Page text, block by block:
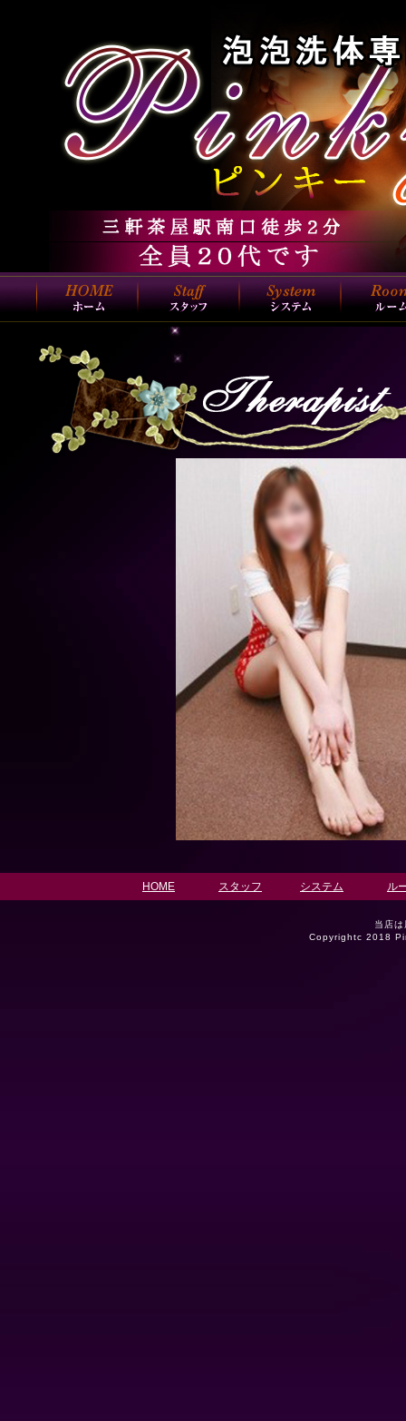
HOME スタッフ システム ル
当店
Copyrightc 2018